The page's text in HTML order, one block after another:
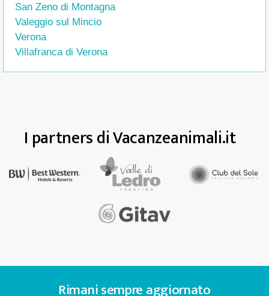
San Zeno di Montagna
Valeggio sul Mincio
Verona
Villafranca di Verona
I partners di Vacanzeanimali.it
Rimani sempre aggiornato